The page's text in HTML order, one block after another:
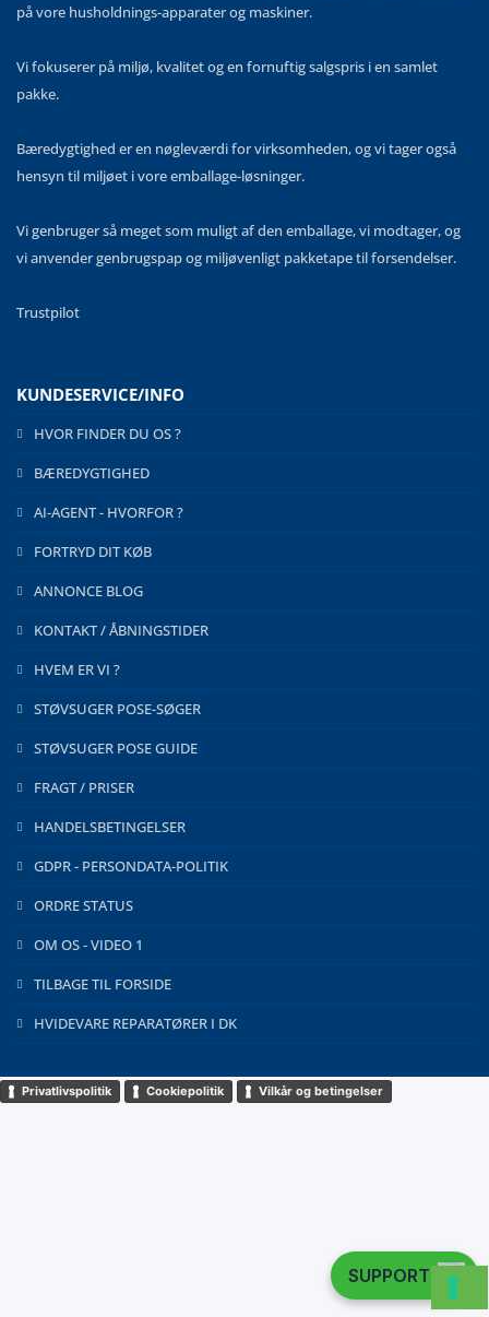
på vore husholdnings-apparater og maskiner.
Vi fokuserer på miljø, kvalitet og en fornuftig salgspris i en samlet
pakke.
Bæredygtighed er en nøgleværdi for virksomheden, og vi tager også
hensyn til miljøet i vore emballage-løsninger.
Vi genbruger så meget som muligt af den emballage, vi modtager, og
vi anvender genbrugspap og miljøvenligt pakketape til forsendelser.
Trustpilot
KUNDESERVICE/INFO
HVOR FINDER DU OS ?
BÆREDYGTIGHED
AI-AGENT - HVORFOR ?
FORTRYD DIT KØB
ANNONCE BLOG
KONTAKT / ÅBNINGSTIDER
HVEM ER VI ?
STØVSUGER POSE-SØGER
STØVSUGER POSE GUIDE
FRAGT / PRISER
HANDELSBETINGELSER
GDPR - PERSONDATA-POLITIK
ORDRE STATUS
OM OS - VIDEO 1
TILBAGE TIL FORSIDE
HVIDEVARE REPARATØRER I DK
Privatlivspolitik Cookiepolitik Vilkår og betingelser